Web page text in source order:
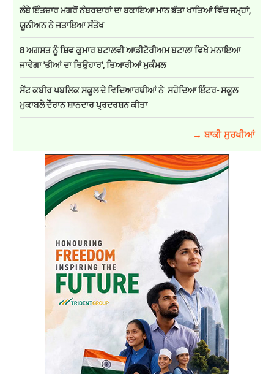
ਲੰਬੇ ਇੰਤਜ਼ਾਰ ਮਗਰੋਂ ਨੰਬਰਦਾਰਾਂ ਦਾ ਬਕਾਇਆ ਮਾਨ ਭੱਤਾ ਖਾਤਿਆਂ ਵਿੱਚ ਜਮ੍ਹਾਂ,
ਯੂਨੀਅਨ ਨੇ ਜਤਾਇਆ ਸੰਤੋਖ
8 ਅਗਸਤ ਨੂੰ ਸ਼ਿਵ ਕੁਮਾਰ ਬਟਾਲਵੀ ਆਡੀਟੋਰੀਅਮ ਬਟਾਲਾ ਵਿਖੇ ਮਨਾਇਆ
ਜਾਵੇਗਾ 'ਤੀਆਂ ਦਾ ਤਿਉਹਾਰ', ਤਿਆਰੀਆਂ ਮੁਕੰਮਲ
ਸੇਂਟ ਕਬੀਰ ਪਬਲਿਕ ਸਕੂਲ ਦੇ ਵਿਦਿਆਰਥੀਆਂ ਨੇ ਸਹੋਦਿਆ ਇੰਟਰ- ਸਕੂਲ
ਮੁਕਾਬਲੇ ਦੌਰਾਨ ਸ਼ਾਨਦਾਰ ਪ੍ਰਦਰਸ਼ਨ ਕੀਤਾ
→ ਬਾਕੀ ਸੁਰਖੀਆਂ